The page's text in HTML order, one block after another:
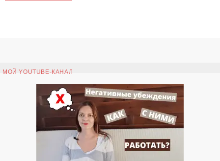
МОЙ YOUTUBE-КАНАЛ